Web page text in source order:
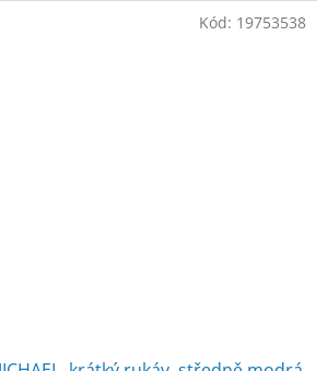
Kód: 19753538